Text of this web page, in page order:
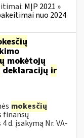
MĮP 2021 »
nuo 2024
mokėtojų
deklaracijų ir
mokesčių
finansų
d. įsakymą Nr. VA-